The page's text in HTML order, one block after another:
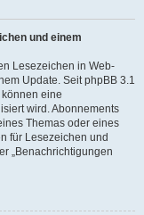
und einem
Lesezeichen in Web-
Update. Seit phpBB 3.1
eine
wird. Abonnements
Themas oder eines
für Lesezeichen und
„Benachrichtigungen